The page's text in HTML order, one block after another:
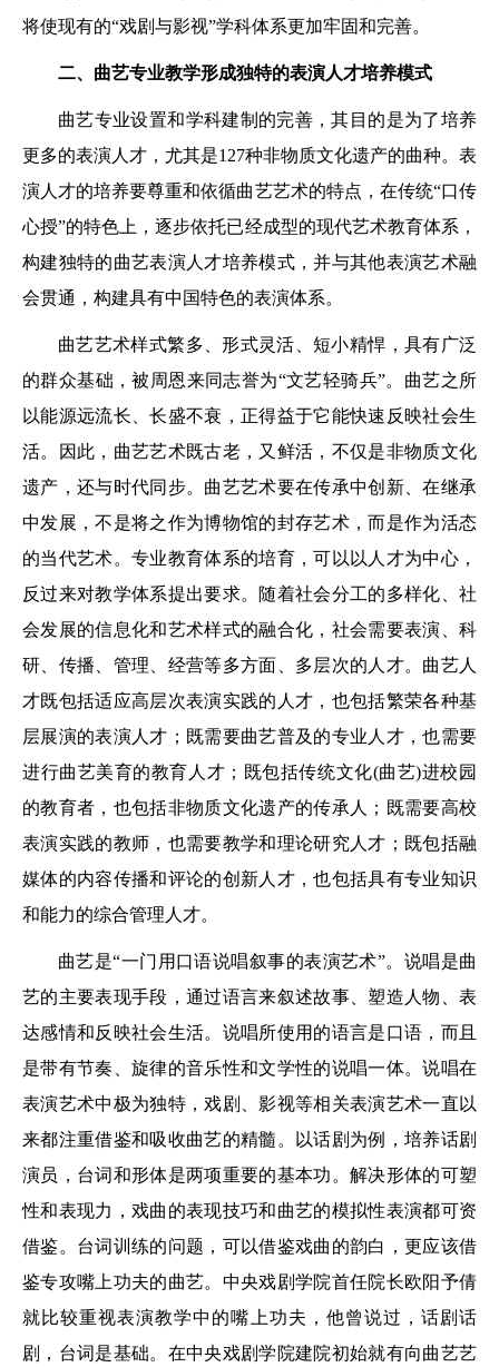
将使现有的“戏剧与影视”学科体系更加牢固和完善。
二、曲艺专业教学形成独特的表演人才培养模式
曲艺专业设置和学科建制的完善，其目的是为了培养
更多的表演人才，尤其是127种非物质文化遗产的曲种。表
演人才的培养要尊重和依循曲艺艺术的特点，在传统“口传
心授”的特色上，逐步依托已经成型的现代艺术教育体系，
构建独特的曲艺表演人才培养模式，并与其他表演艺术融
会贯通，构建具有中国特色的表演体系。
曲艺艺术样式繁多、形式灵活、短小精悍，具有广泛
的群众基础，被周恩来同志誉为“文艺轻骑兵”。曲艺之所
以能源远流长、长盛不衰，正得益于它能快速反映社会生
活。因此，曲艺艺术既古老，又鲜活，不仅是非物质文化
遗产，还与时代同步。曲艺艺术要在传承中创新、在继承
中发展，不是将之作为博物馆的封存艺术，而是作为活态
的当代艺术。专业教育体系的培育，可以以人才为中心，
反过来对教学体系提出要求。随着社会分工的多样化、社
会发展的信息化和艺术样式的融合化，社会需要表演、科
研、传播、管理、经营等多方面、多层次的人才。曲艺人
才既包括适应高层次表演实践的人才，也包括繁荣各种基
层展演的表演人才；既需要曲艺普及的专业人才，也需要
进行曲艺美育的教育人才；既包括传统文化(曲艺)进校园
的教育者，也包括非物质文化遗产的传承人；既需要高校
表演实践的教师，也需要教学和理论研究人才；既包括融
媒体的内容传播和评论的创新人才，也包括具有专业知识
和能力的综合管理人才。
曲艺是“一门用口语说唱叙事的表演艺术”。说唱是曲
艺的主要表现手段，通过语言来叙述故事、塑造人物、表
达感情和反映社会生活。说唱所使用的语言是口语，而且
是带有节奏、旋律的音乐性和文学性的说唱一体。说唱在
表演艺术中极为独特，戏剧、影视等相关表演艺术一直以
来都注重借鉴和吸收曲艺的精髓。以话剧为例，培养话剧
演员，台词和形体是两项重要的基本功。解决形体的可塑
性和表现力，戏曲的表现技巧和曲艺的模拟性表演都可资
借鉴。台词训练的问题，可以借鉴戏曲的韵白，更应该借
鉴专攻嘴上功夫的曲艺。中央戏剧学院首任院长欧阳予倩
就比较重视表演教学中的嘴上功夫，他曾说过，话剧话
剧，台词是基础。在中央戏剧学院建院初始就有向曲艺艺